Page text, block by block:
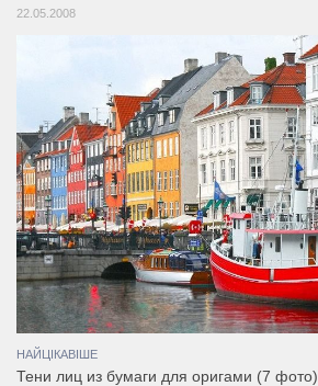
22.05.2008
НАЙЦІКАВІШЕ
Тени лиц из бумаги для оригами (7 фото)